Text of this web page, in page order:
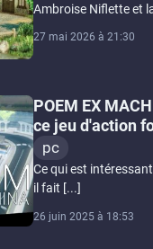
Ambroise Niflette et
27 mai 2026 à 21:30
POEM EX
ce jeu d'action
pc
Ce qui est
il fait [...]
26 juin 2025 à 18:53